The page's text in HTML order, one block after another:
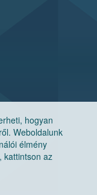
hogyan
Weboldalunk
élmény
kattintson az